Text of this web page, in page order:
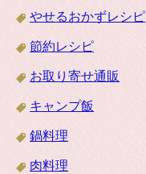
やせるおかずレシピ
節約レシピ
お取り寄せ通販
キャンプ飯
鍋料理
肉料理